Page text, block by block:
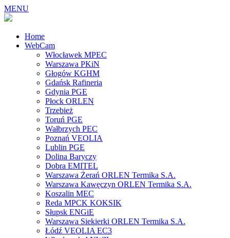
MENU
Home
WebCam
Włocławek MPEC
Warszawa PKiN
Głogów KGHM
Gdańsk Rafineria
Gdynia PGE
Płock ORLEN
Trzebież
Toruń PGE
Wałbrzych PEC
Poznań VEOLIA
Lublin PGE
Dolina Baryczy
Dobra EMITEL
Warszawa Żerań ORLEN Termika S.A.
Warszawa Kawęczyn ORLEN Termika S.A.
Koszalin MEC
Reda MPCK KOKSIK
Słupsk ENGiE
Warszawa Siekierki ORLEN Termika S.A.
Łódź VEOLIA EC3